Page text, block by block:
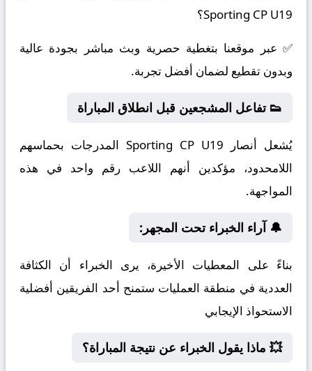
Sporting CP U19؟
✅ عبر موقعنا بتغطية حصرية وبث مباشر بجودة عالية
وبدون تقطيع لضمان أفضل تجربة.
👟 تفاعل المشجعين قبل انطلاق المباراة
يُشعل أنصار Sporting CP U19 المدرجات بحماسهم
اللامحدود، مؤكدين أنهم اللاعب رقم واحد في هذه
المواجهة.
🔔 آراء الخبراء تحت المجهر:
بناءً على المعطيات الأخيرة، يرى الخبراء أن الكثافة
العددية في منطقة العمليات ستمنح أحد الفريقين أفضلية
الاستحواذ الإيجابي
💥 ماذا يقول الخبراء عن نتيجة المباراة؟